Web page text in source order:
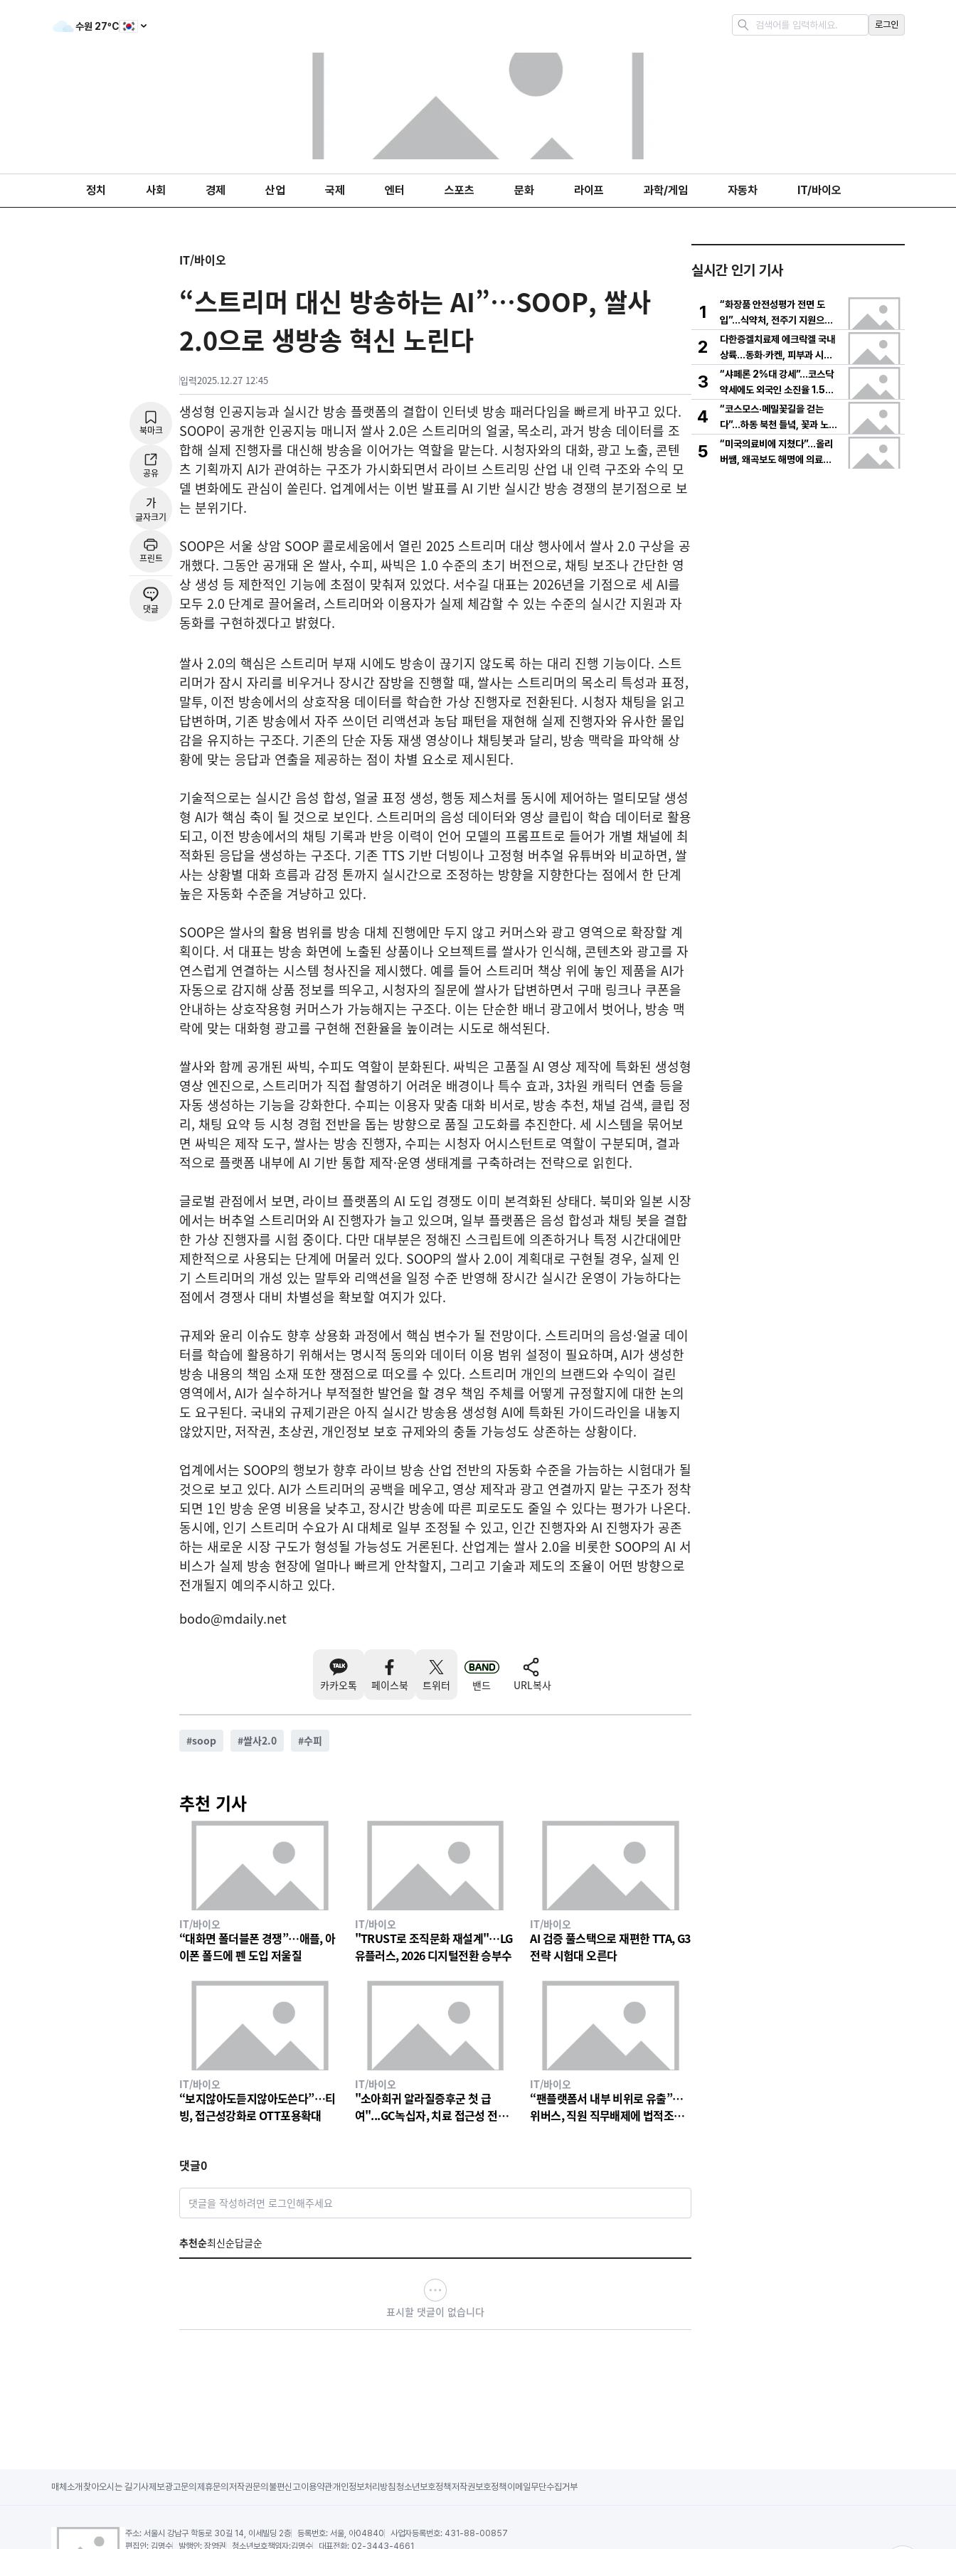
수원 27ºC 로그인
정치 사회 경제 산업 국제 엔터 스포츠 문화 라이프 과학/게임 자동차 IT/바이오
IT/바이오
“스트리머 대신 방송하는 AI”…SOOP, 쌀사
2.0으로 생방송 혁신 노린다
입력2025.12.27 12:45
북마크
공유
가
글자크기
프린트
댓글
생성형 인공지능과 실시간 방송 플랫폼의 결합이 인터넷 방송 패러다임을 빠르게 바꾸고 있다.
SOOP이 공개한 인공지능 매니저 쌀사 2.0은 스트리머의 얼굴, 목소리, 과거 방송 데이터를 조
합해 실제 진행자를 대신해 방송을 이어가는 역할을 맡는다. 시청자와의 대화, 광고 노출, 콘텐
츠 기획까지 AI가 관여하는 구조가 가시화되면서 라이브 스트리밍 산업 내 인력 구조와 수익 모
델 변화에도 관심이 쏠린다. 업계에서는 이번 발표를 AI 기반 실시간 방송 경쟁의 분기점으로 보
는 분위기다.
SOOP은 서울 상암 SOOP 콜로세움에서 열린 2025 스트리머 대상 행사에서 쌀사 2.0 구상을 공
개했다. 그동안 공개돼 온 쌀사, 수피, 싸빅은 1.0 수준의 초기 버전으로, 채팅 보조나 간단한 영
상 생성 등 제한적인 기능에 초점이 맞춰져 있었다. 서수길 대표는 2026년을 기점으로 세 AI를
모두 2.0 단계로 끌어올려, 스트리머와 이용자가 실제 체감할 수 있는 수준의 실시간 지원과 자
동화를 구현하겠다고 밝혔다.
쌀사 2.0의 핵심은 스트리머 부재 시에도 방송이 끊기지 않도록 하는 대리 진행 기능이다. 스트
리머가 잠시 자리를 비우거나 장시간 잠방을 진행할 때, 쌀사는 스트리머의 목소리 특성과 표정,
말투, 이전 방송에서의 상호작용 데이터를 학습한 가상 진행자로 전환된다. 시청자 채팅을 읽고
답변하며, 기존 방송에서 자주 쓰이던 리액션과 농담 패턴을 재현해 실제 진행자와 유사한 몰입
감을 유지하는 구조다. 기존의 단순 자동 재생 영상이나 채팅봇과 달리, 방송 맥락을 파악해 상
황에 맞는 응답과 연출을 제공하는 점이 차별 요소로 제시된다.
기술적으로는 실시간 음성 합성, 얼굴 표정 생성, 행동 제스처를 동시에 제어하는 멀티모달 생성
형 AI가 핵심 축이 될 것으로 보인다. 스트리머의 음성 데이터와 영상 클립이 학습 데이터로 활용
되고, 이전 방송에서의 채팅 기록과 반응 이력이 언어 모델의 프롬프트로 들어가 개별 채널에 최
적화된 응답을 생성하는 구조다. 기존 TTS 기반 더빙이나 고정형 버추얼 유튜버와 비교하면, 쌀
사는 상황별 대화 흐름과 감정 톤까지 실시간으로 조정하는 방향을 지향한다는 점에서 한 단계
높은 자동화 수준을 겨냥하고 있다.
SOOP은 쌀사의 활용 범위를 방송 대체 진행에만 두지 않고 커머스와 광고 영역으로 확장할 계
획이다. 서 대표는 방송 화면에 노출된 상품이나 오브젝트를 쌀사가 인식해, 콘텐츠와 광고를 자
연스럽게 연결하는 시스템 청사진을 제시했다. 예를 들어 스트리머 책상 위에 놓인 제품을 AI가
자동으로 감지해 상품 정보를 띄우고, 시청자의 질문에 쌀사가 답변하면서 구매 링크나 쿠폰을
안내하는 상호작용형 커머스가 가능해지는 구조다. 이는 단순한 배너 광고에서 벗어나, 방송 맥
락에 맞는 대화형 광고를 구현해 전환율을 높이려는 시도로 해석된다.
쌀사와 함께 공개된 싸빅, 수피도 역할이 분화된다. 싸빅은 고품질 AI 영상 제작에 특화된 생성형
영상 엔진으로, 스트리머가 직접 촬영하기 어려운 배경이나 특수 효과, 3차원 캐릭터 연출 등을
자동 생성하는 기능을 강화한다. 수피는 이용자 맞춤 대화 비서로, 방송 추천, 채널 검색, 클립 정
리, 채팅 요약 등 시청 경험 전반을 돕는 방향으로 품질 고도화를 추진한다. 세 시스템을 묶어보
면 싸빅은 제작 도구, 쌀사는 방송 진행자, 수피는 시청자 어시스턴트로 역할이 구분되며, 결과
적으로 플랫폼 내부에 AI 기반 통합 제작·운영 생태계를 구축하려는 전략으로 읽힌다.
글로벌 관점에서 보면, 라이브 플랫폼의 AI 도입 경쟁도 이미 본격화된 상태다. 북미와 일본 시장
에서는 버추얼 스트리머와 AI 진행자가 늘고 있으며, 일부 플랫폼은 음성 합성과 채팅 봇을 결합
한 가상 진행자를 시험 중이다. 다만 대부분은 정해진 스크립트에 의존하거나 특정 시간대에만
제한적으로 사용되는 단계에 머물러 있다. SOOP의 쌀사 2.0이 계획대로 구현될 경우, 실제 인
기 스트리머의 개성 있는 말투와 리액션을 일정 수준 반영해 장시간 실시간 운영이 가능하다는
점에서 경쟁사 대비 차별성을 확보할 여지가 있다.
규제와 윤리 이슈도 향후 상용화 과정에서 핵심 변수가 될 전망이다. 스트리머의 음성·얼굴 데이
터를 학습에 활용하기 위해서는 명시적 동의와 데이터 이용 범위 설정이 필요하며, AI가 생성한
방송 내용의 책임 소재 또한 쟁점으로 떠오를 수 있다. 스트리머 개인의 브랜드와 수익이 걸린
영역에서, AI가 실수하거나 부적절한 발언을 할 경우 책임 주체를 어떻게 규정할지에 대한 논의
도 요구된다. 국내외 규제기관은 아직 실시간 방송용 생성형 AI에 특화된 가이드라인을 내놓지
않았지만, 저작권, 초상권, 개인정보 보호 규제와의 충돌 가능성도 상존하는 상황이다.
업계에서는 SOOP의 행보가 향후 라이브 방송 산업 전반의 자동화 수준을 가늠하는 시험대가 될
것으로 보고 있다. AI가 스트리머의 공백을 메우고, 영상 제작과 광고 연결까지 맡는 구조가 정착
되면 1인 방송 운영 비용을 낮추고, 장시간 방송에 따른 피로도도 줄일 수 있다는 평가가 나온다.
동시에, 인기 스트리머 수요가 AI 대체로 일부 조정될 수 있고, 인간 진행자와 AI 진행자가 공존
하는 새로운 시장 구도가 형성될 가능성도 거론된다. 산업계는 쌀사 2.0을 비롯한 SOOP의 AI 서
비스가 실제 방송 현장에 얼마나 빠르게 안착할지, 그리고 기술과 제도의 조율이 어떤 방향으로
전개될지 예의주시하고 있다.
bodo@mdaily.net
카카오톡 페이스북 트위터 밴드 URL복사
#soop #쌀사2.0 #수피
추천 기사
IT/바이오
“대화면 폴더블폰 경쟁”…애플, 아
이폰 폴드에 펜 도입 저울질
IT/바이오
"TRUST로 조직문화 재설계"…LG
유플러스, 2026 디지털전환 승부수
IT/바이오
AI 검증 풀스택으로 재편한 TTA, G3
전략 시험대 오른다
IT/바이오
“보지않아도듣지않아도쓴다”…티
빙, 접근성강화로 OTT포용확대
IT/바이오
"소아희귀 알라질증후군 첫 급
여"...GC녹십자, 치료 접근성 전환
IT/바이오
“팬플랫폼서 내부 비위로 유출”…
위버스, 직원 직무배제에 법적조치
댓글0
댓글을 작성하려면 로그인해주세요
추천순최신순답글순
표시할 댓글이 없습니다
실시간 인기 기사
1
“화장품 안전성평가 전면 도
입”…식약처, 전주기 지원으로
K뷰티 고도화
2
다한증겔치료제 에크락겔 국내
상륙…동화·카켄, 피부과 시장
공략
3
“샤페론 2%대 강세”…코스닥
약세에도 외국인 소진율 1.5
9% 기록
4
“코스모스·메밀꽃길을 걷는
다”…하동 북천 들녘, 꽃과 노래
로 물드는 가을의 하루
5
“미국의료비에 지쳤다”…올리
버쌤, 왜곡보도 해명에 의료시
매체소개 찾아오시는 길기사제보광고문의 제휴문의 저작권문의 불편신고이용약관개인정보처리방침 청소년보호정책저작권보호정책 이메일무단수집거부
주소:서울시 강남구 학동로 30길 14, 이세빌딩 2층 등록번호: 서울, 아04840 사업자등록번호: 431-88-00857
편집인: 김명수 발행인:장영권 청소년보호책임자:김명수 대표전화: 02-3443-4661